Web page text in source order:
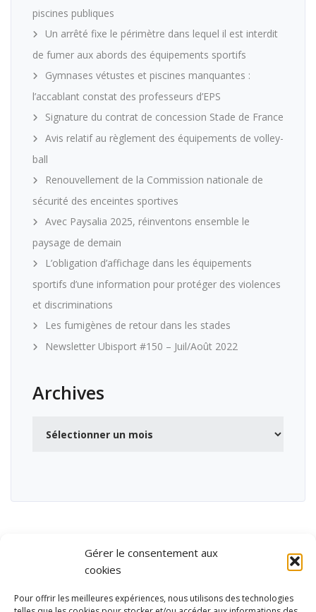
Gérer le consentement aux
cookies
Pour offrir les meilleures expériences, nous utilisons des technologies
piscines publiques
Un arrêté fixe le périmètre dans lequel il est interdit
de fumer aux abords des équipements sportifs
Gymnases vétustes et piscines manquantes :
l’accablant constat des professeurs d’EPS
Signature du contrat de concession Stade de France
Avis relatif au règlement des équipements de volley-
ball
Renouvellement de la Commission nationale de
sécurité des enceintes sportives
Avec Paysalia 2025, réinventons ensemble le
paysage de demain
L’obligation d’affichage dans les équipements
sportifs d’une information pour protéger des violences
et discriminations
Les fumigènes de retour dans les stades
Newsletter Ubisport #150 – Juil/Août 2022
Archives